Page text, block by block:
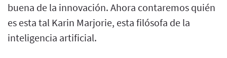
buena de la innovación. Ahora contaremos quién
es esta tal Karin Marjorie, esta filósofa de la
inteligencia artificial.